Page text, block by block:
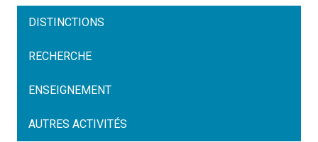
DISTINCTIONS
RECHERCHE
ENSEIGNEMENT
AUTRES ACTIVITÉS